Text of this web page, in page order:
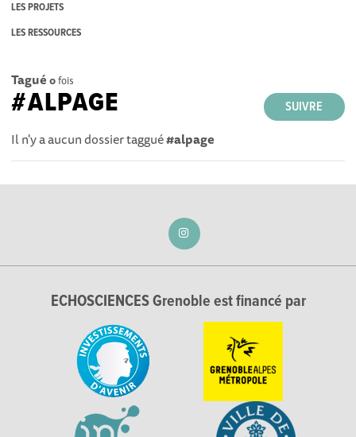
LES PROJETS
LES RESSOURCES
Tagué 0fois
SUIVRE
#ALPAGE
Il n'y a aucun dossier taggué#alpage
ECHOSCIENCES Grenoble est financé par